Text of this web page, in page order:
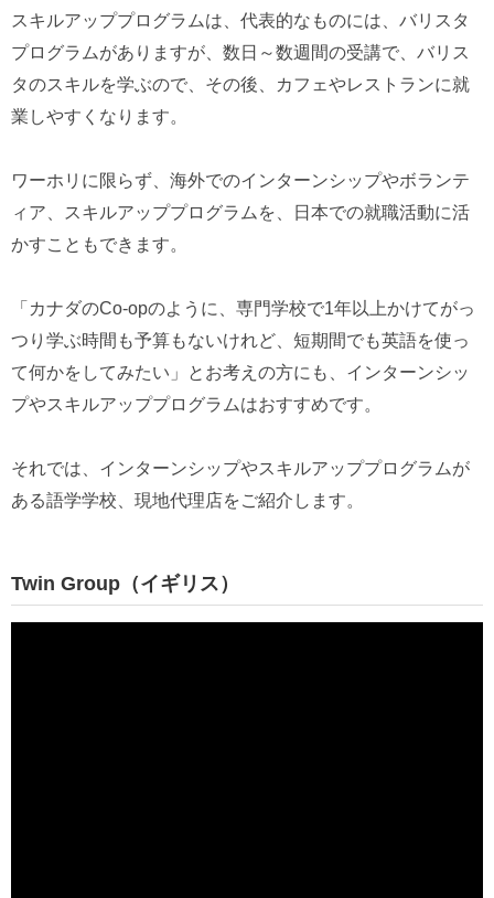
スキルアッププログラムは、代表的なものには、バリスタ
プログラムがありますが、数日～数週間の受講で、バリス
タのスキルを学ぶので、その後、カフェやレストランに就
業しやすくなります。
ワーホリに限らず、海外でのインターンシップやボランテ
ィア、スキルアッププログラムを、日本での就職活動に活
かすこともできます。
「カナダのCo-opのように、専門学校で1年以上かけてがっ
つり学ぶ時間も予算もないけれど、短期間でも英語を使っ
て何かをしてみたい」とお考えの方にも、インターンシッ
プやスキルアッププログラムはおすすめです。
それでは、インターンシップやスキルアッププログラムが
ある語学学校、現地代理店をご紹介します。
Twin Group（イギリス）